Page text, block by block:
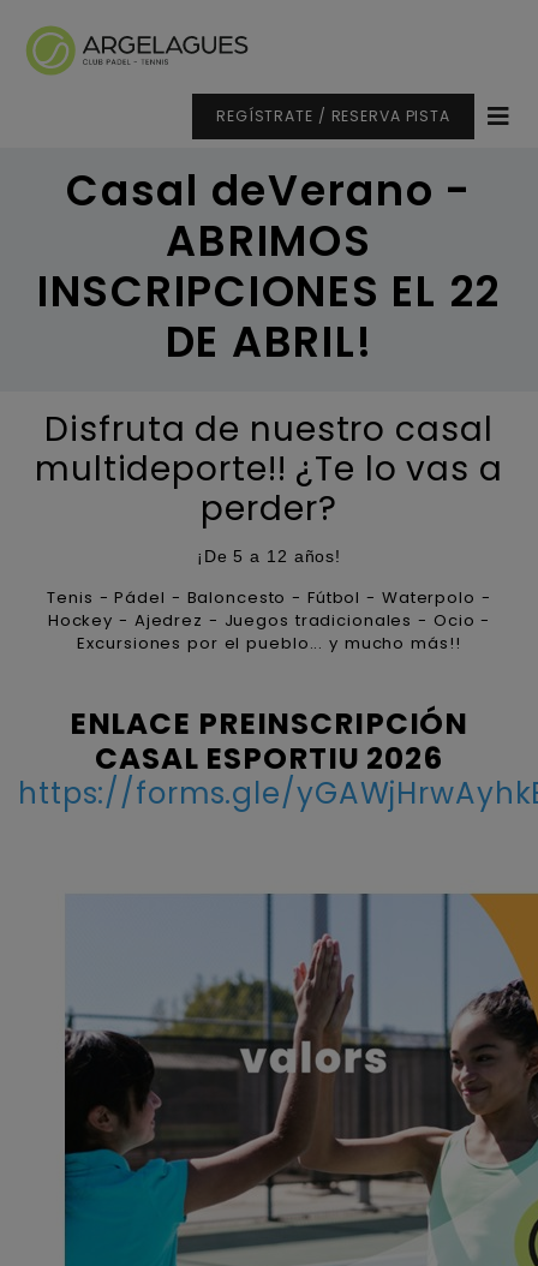
REGÍSTRATE / RESERVA PISTA
Casal deVerano -
ABRIMOS
INSCRIPCIONES EL 22
DE ABRIL!
Disfruta de nuestro casal
multideporte!! ¿Te lo vas a
perder?
¡De 5 a 12 años!
Tenis - Pádel - Baloncesto - Fútbol - Waterpolo -
Hockey - Ajedrez - Juegos tradicionales - Ocio -
Excursiones por el pueblo... y mucho más!!
ENLACE PREINSCRIPCIÓN
CASAL ESPORTIU 2026
https://forms.gle/